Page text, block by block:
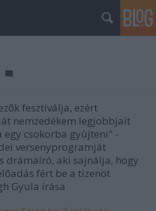
fesztiválja, ezért
nemzedékem legjobbjait
egy csokorba gyûjteni" ­-
versenyprogramját
drámaíró, aki sajnálja, hogy
fért be a tizenöt
Gyula írása